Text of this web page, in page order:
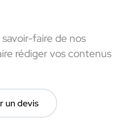
faire de nos
rédiger vos contenus
un devis